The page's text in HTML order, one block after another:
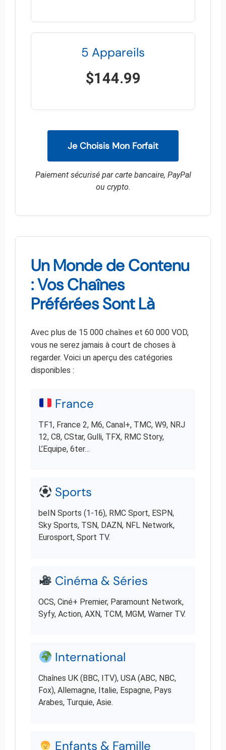
5 Appareils
$144.99
Je Choisis Mon Forfait
Paiement sécurisé par carte bancaire, PayPal
ou crypto.
Un Monde de Contenu
: Vos Chaînes
Préférées Sont Là
Avec plus de 15 000 chaînes et 60 000 VOD,
vous ne serez jamais à court de choses à
regarder. Voici un aperçu des catégories
disponibles :
France
TF1, France 2, M6, Canal+, TMC, W9, NRJ
12, C8, CStar, Gulli, TFX, RMC Story,
L’Equipe, 6ter…
Sports
beIN Sports (1-16), RMC Sport, ESPN,
Sky Sports, TSN, DAZN, NFL Network,
Eurosport, Sport TV.
Cinéma & Séries
OCS, Ciné+ Premier, Paramount Network,
Syfy, Action, AXN, TCM, MGM, Warner TV.
International
Chaînes UK (BBC, ITV), USA (ABC, NBC,
Fox), Allemagne, Italie, Espagne, Pays
Arabes, Turquie, Asie.
Enfants & Famille